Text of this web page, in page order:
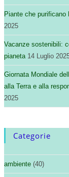
Piante che purificano
2025
Vacanze sostenibili:
pianeta 14 Luglio
Giornata Mondiale
alla Terra e alla
2025
Categorie
ambiente (40)